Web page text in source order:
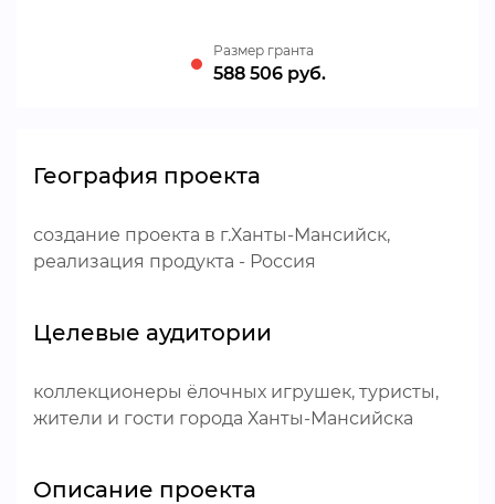
Размер гранта
588 506 руб.
География проекта
создание проекта в г.Ханты-Мансийск,
реализация продукта - Россия
Целевые аудитории
коллекционеры ёлочных игрушек, туристы,
жители и гости города Ханты-Мансийска
Описание проекта